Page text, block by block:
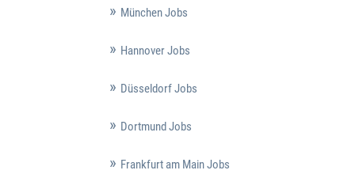
München Jobs
Hannover Jobs
Düsseldorf Jobs
Dortmund Jobs
Frankfurt am Main Jobs